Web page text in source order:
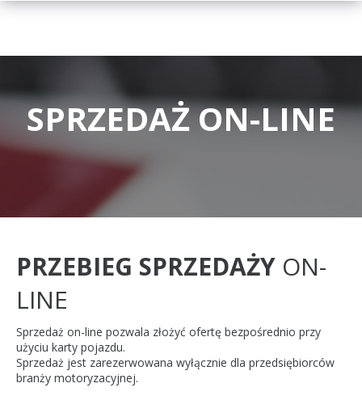
SPRZEDAŻ ON-LINE
PRZEBIEG SPRZEDAŻY ON-
LINE
Sprzedaż on-line pozwala złożyć ofertę bezpośrednio przy
użyciu karty pojazdu.
Sprzedaż jest zarezerwowana wyłącznie dla przedsiębiorców
branży motoryzacyjnej.